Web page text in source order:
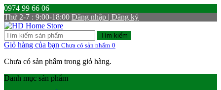
0974 99 66 06
Thứ 2-7 : 9:00-18:00 Đăng nhập | Đăng ký
Tìm kiếm
Giỏ hàng của bạn Chưa có sản phẩm 0
Chưa có sản phẩm trong giỏ hàng.
Danh mục sản phẩm